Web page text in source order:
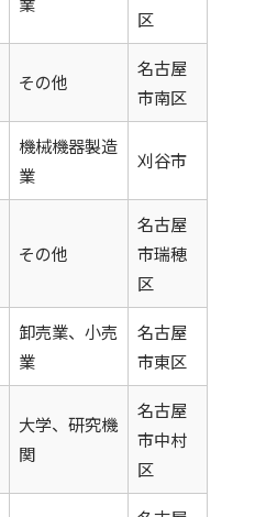
区
その他
名古屋
市南区
機械機器製造
業
刈谷市
その他
名古屋
市瑞穂
区
卸売業、小売
業
名古屋
市東区
大学、研究機
関
名古屋
市中村
区